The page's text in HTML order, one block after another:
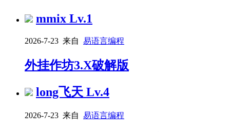
mmix Lv.1
2026-7-23 来自 易语言编程
外挂作坊3.X破解版
long飞天 Lv.4
2026-7-23 来自 易语言编程